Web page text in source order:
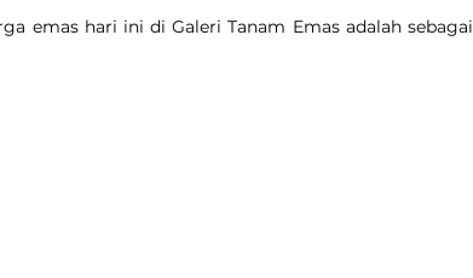
emas hari ini di Galeri Tanam Emas adalah sebagai